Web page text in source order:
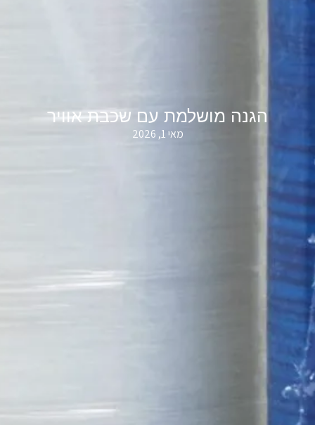
הגנה מושלמת עם שכבת אוויר
מאי 1, 2026